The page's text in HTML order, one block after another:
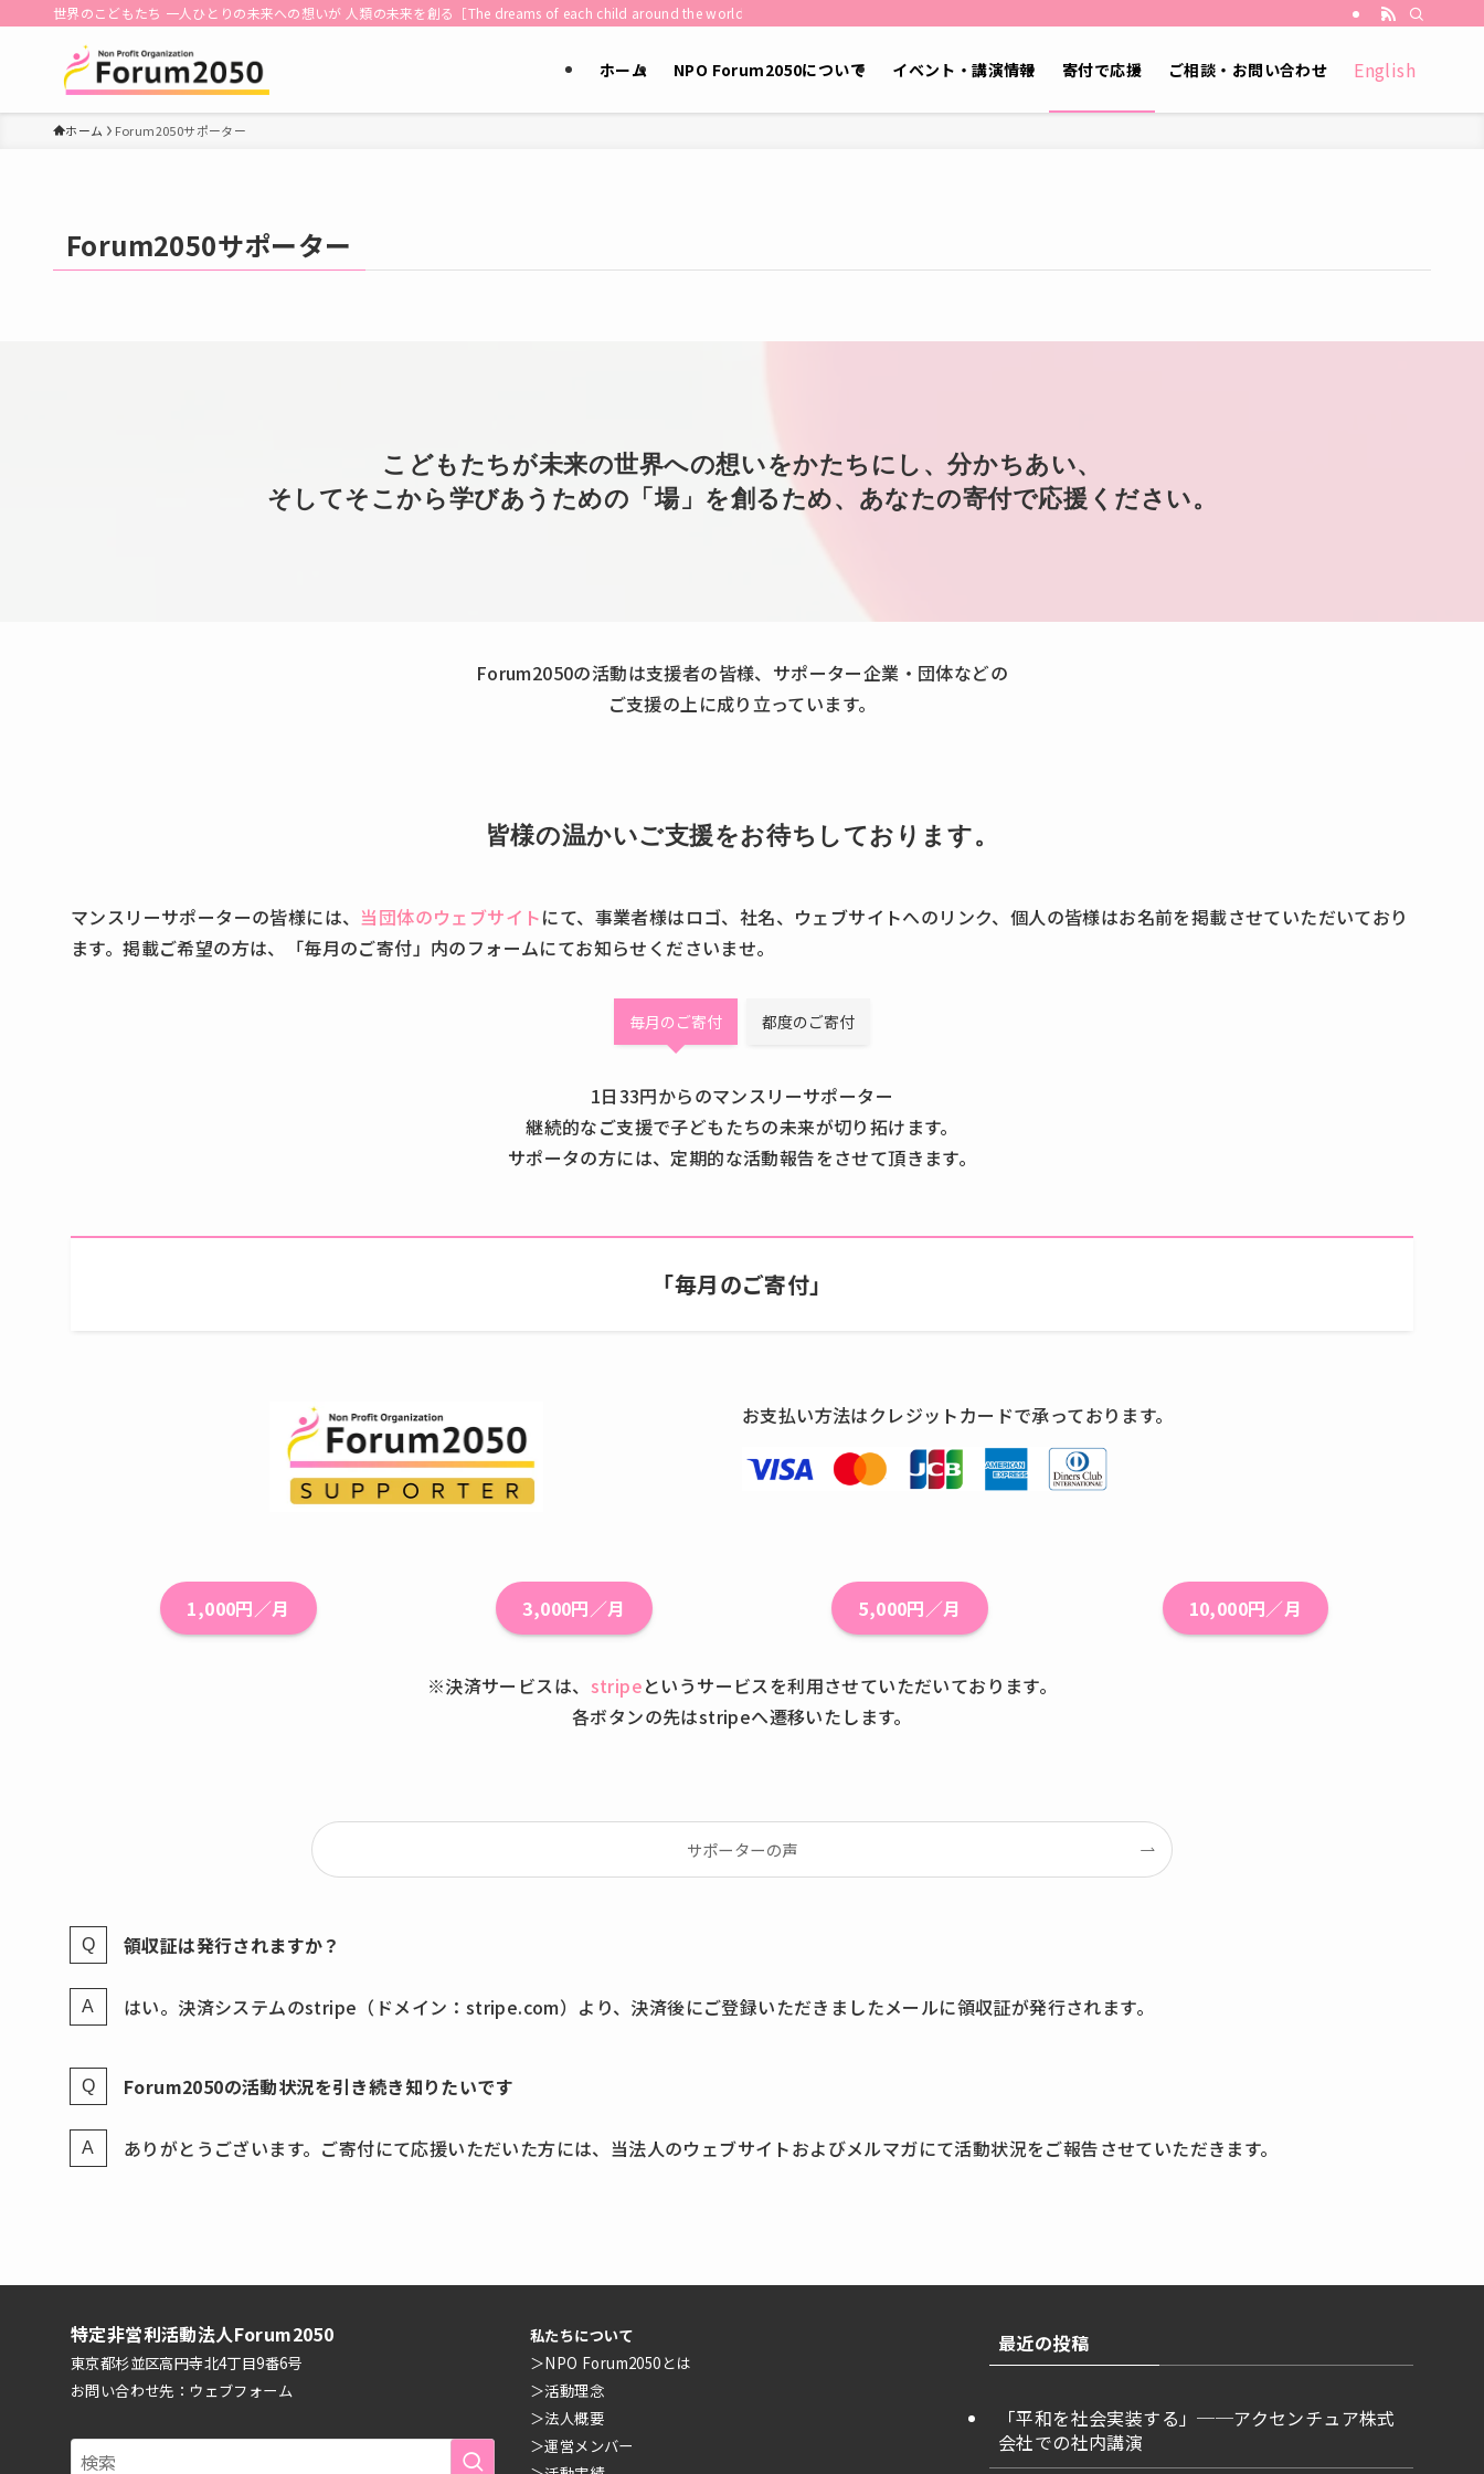
世界のこどもたち 一人ひとりの未来への想いが 人類の未来を創る［The dreams of each child around the world shape the future of humanity.］
ホーム NPO Forum2050について イベント・講演情報 寄付で応援 ご相談・お問い合わせ English
ホーム Forum2050サポーター
Forum2050サポーター
こどもたちが未来の世界への想いをかたちにし、分かちあい、
そしてそこから学びあうための「場」を創るため、あなたの寄付で応援ください。
Forum2050の活動は支援者の皆様、サポーター企業・団体などの
ご支援の上に成り立っています。
皆様の温かいご支援をお待ちしております。
マンスリーサポーターの皆様には、 当団体のウェブサイトにて、事業者様はロゴ、社名、ウェブサイトへのリンク、個人の皆様はお名前を掲載させていただいており
ます。掲載ご希望の方は、「毎月のご寄付」内のフォームにてお知らせくださいませ。
毎月のご寄付 都度のご寄付
1日33円からのマンスリーサポーター
継続的なご支援で子どもたちの未来が切り拓けます。
サポータの方には、定期的な活動報告をさせて頂きます。
「毎月のご寄付」
お支払い方法はクレジットカードで承っております。
1,000円／月 3,000円／月 5,000円／月 10,000円／月
※決済サービスは、 stripeというサービスを利用させていただいております。
各ボタンの先はstripeへ遷移いたします。
サポーターの声
領収証は発行されますか？
はい。決済システムのstripe（ドメイン：stripe.com）より、決済後にご登録いただきましたメールに領収証が発行されます。
Forum2050の活動状況を引き続き知りたいです
ありがとうございます。ご寄付にて応援いただいた方には、当法人のウェブサイトおよびメルマガにて活動状況をご報告させていただきます。
特定非営利活動法人Forum2050
東京都杉並区高円寺北4丁目9番6号
お問い合わせ先： ウェブフォーム
私たちについて
＞NPO Forum2050とは
＞活動理念
＞法人概要
＞運営メンバー
最近の投稿
「平和を社会実装する」──アクセンチュア株式
会社での社内講演